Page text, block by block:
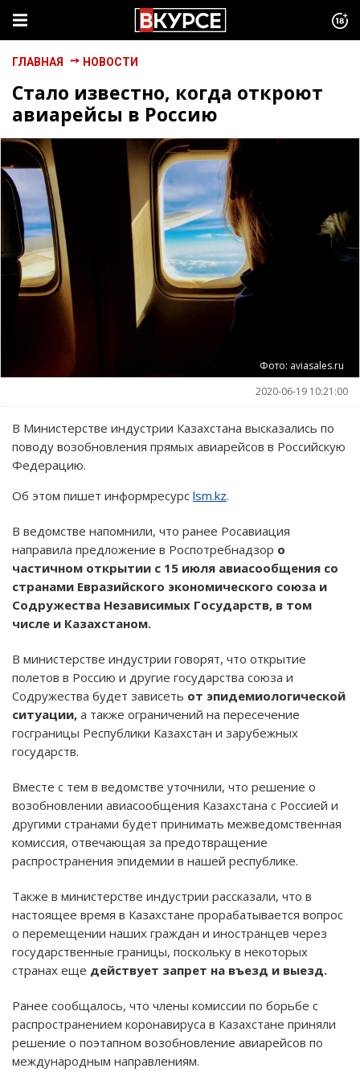
ГЛАВНАЯ НОВОСТИ
Стало известно, когда откроют
авиарейсы в Россию
Фото: aviasales.ru
2020-06-19 10:21:00
В Министерстве индустрии Казахстана высказались по
поводу возобновления прямых авиарейсов в Российскую
Федерацию.
Об этом пишет информресурс lsm.kz.
В ведомстве напомнили, что ранее Росавиация
направила предложение в Роспотребнадзор о
частичном открытии с 15 июля авиасообщения со
странами Евразийского экономического союза и
Содружества Независимых Государств, в том
числе и Казахстаном.
В министерстве индустрии говорят, что открытие
полетов в Россию и другие государства союза и
Содружества будет зависеть от эпидемиологической
ситуации, а также ограничений на пересечение
госграницы Республики Казахстан и зарубежных
государств.
Вместе с тем в ведомстве уточнили, что решение о
возобновлении авиасообщения Казахстана с Россией и
другими странами будет принимать межведомственная
комиссия, отвечающая за предотвращение
распространения эпидемии в нашей республике.
Также в министерстве индустрии рассказали, что в
настоящее время в Казахстане прорабатывается вопрос
о перемещении наших граждан и иностранцев через
государственные границы, поскольку в некоторых
странах еще действует запрет на въезд и выезд.
Ранее сообщалось, что члены комиссии по борьбе с
распространением коронавируса в Казахстане приняли
решение о поэтапном возобновление авиарейсов по
международным направлениям.